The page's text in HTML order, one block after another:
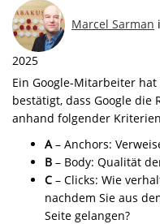
Marcel Sarman
2025
Ein Google-Mitarbeiter
bestätigt, dass Google die
anhand folgender
A– Anchors:
B – Body: Qualität
C – Clicks: Wie
nachdem Sie aus
Seite gelangen?